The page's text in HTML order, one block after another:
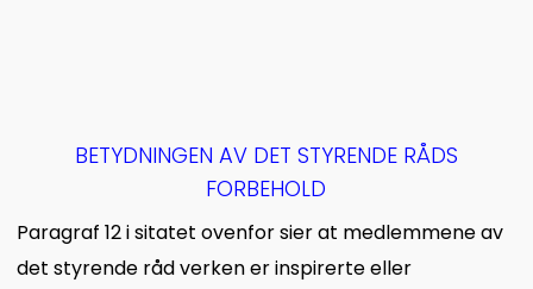
BETYDNINGEN AV DET STYRENDE RÅDS
FORBEHOLD
Paragraf 12 i sitatet ovenfor sier at medlemmene av
det styrende råd verken er inspirerte eller